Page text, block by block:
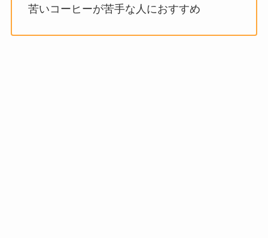
苦いコーヒーが苦手な人におすすめ